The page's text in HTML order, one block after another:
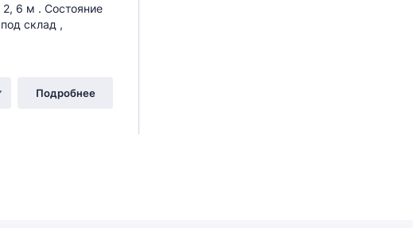
6 м . Состояние
склад ,
Подробнее